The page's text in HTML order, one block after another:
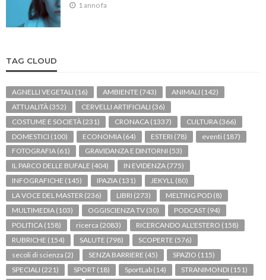
1 anno fa
TAG CLOUD
AGNELLI VEGETALI (16) AMBIENTE (743) ANIMALI (142)
ATTUALITÀ (352) CERVELLI ARTIFICIALI (36)
COSTUME E SOCIETÀ (231) CRONACA (1337) CULTURA (366)
DOMESTICI (100) ECONOMIA (64) ESTERI (78) eventi (187)
FOTOGRAFIA (61) GRAVIDANZA E DINTORNI (53)
IL PARCO DELLE BUFALE (404) IN EVIDENZA (775)
INFOGRAFICHE (145) IPAZIA (131) JEKYLL (80)
LA VOCE DEL MASTER (236) LIBRI (273) MELTING POD (8)
MULTIMEDIA (103) OGGISCIENZA TV (30) PODCAST (94)
POLITICA (158) ricerca (2083) RICERCANDO ALL'ESTERO (158)
RUBRICHE (154) SALUTE (798) SCOPERTE (576)
secoli di scienza (2) SENZA BARRIERE (45) SPAZIO (115)
SPECIALI (221) SPORT (18) SportLab (14) STRANIMONDI (151)